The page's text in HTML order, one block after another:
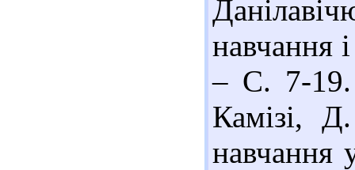
навчання
– С. 7-19.
Камізі,
навчання